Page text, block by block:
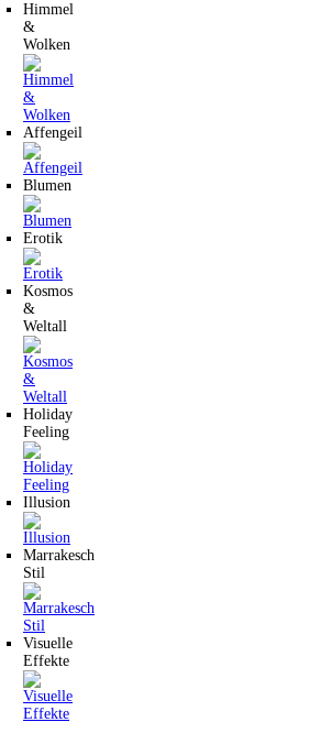
Himmel
&
Wolken
Affengeil
Blumen
Erotik
Kosmos
&
Weltall
Holiday
Feeling
Illusion
Marrakesch
Stil
Visuelle
Effekte